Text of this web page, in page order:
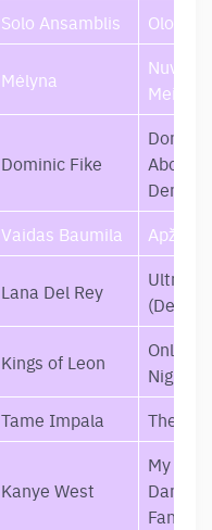
Solo Ansamblis Olos
Mėlyna
Meilė
Dominic Fike
Don’t
About
Demos
Vaidas Baumila Apžavai
Lana Del Rey
(Deluxe)
Kings of Leon
Only By
Night
Tame Impala The
Kanye West
My
Dark
Fantasy